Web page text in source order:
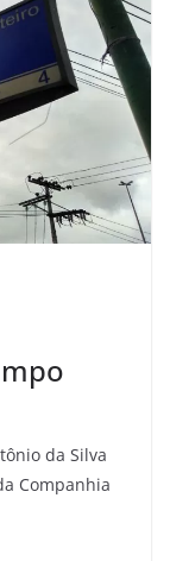
da Silva
Companhia